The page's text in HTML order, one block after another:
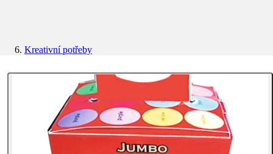
Kreativní potřeby